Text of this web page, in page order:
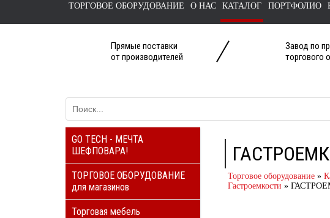
ТОРГОВОЕ ОБОРУДОВАНИЕ О НАС КАТАЛОГ ПОРТФОЛИО
Прямые поставки
от производителей
Завод по
торгового
GO TECH - МЕЧТА
ШЕФПОВАРА!
ТОРГОВОЕ ОБОРУДОВАНИЕ
для магазинов
Торговая мебель
Торговое оборудование »
Гастроемкости »